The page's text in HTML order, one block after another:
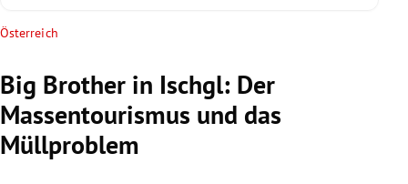
Untermenü
Untermenü
Untermenü
Untermenü
Österreich
Big Brother in Ischgl: Der
Massentourismus und das
Müllproblem